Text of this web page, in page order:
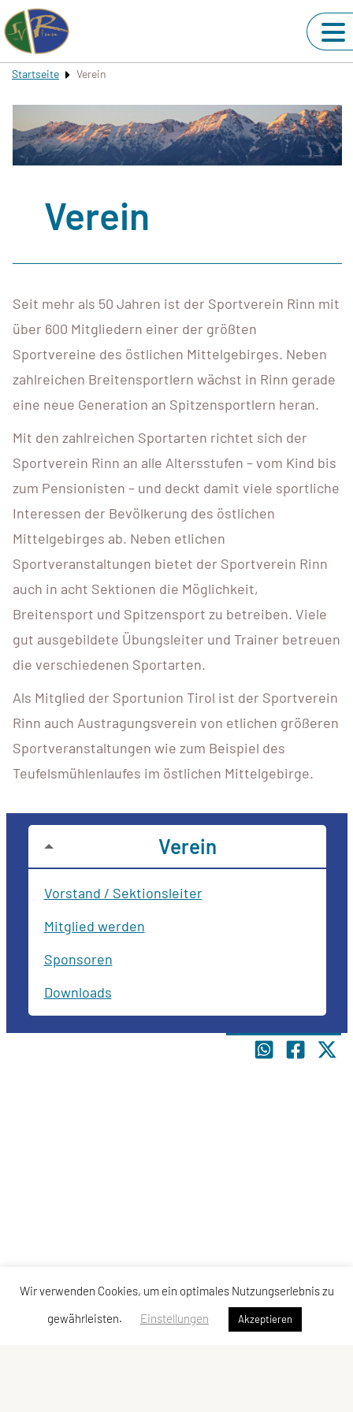
Startseite Verein
Verein
Seit mehr als 50 Jahren ist der Sportverein Rinn mit
über 600 Mitgliedern einer der größten
Sportvereine des östlichen Mittelgebirges. Neben
zahlreichen Breitensportlern wächst in Rinn gerade
eine neue Generation an Spitzensportlern heran.
Mit den zahlreichen Sportarten richtet sich der
Sportverein Rinn an alle Altersstufen – vom Kind bis
zum Pensionisten – und deckt damit viele sportliche
Interessen der Bevölkerung des östlichen
Mittelgebirges ab. Neben etlichen
Sportveranstaltungen bietet der Sportverein Rinn
auch in acht Sektionen die Möglichkeit,
Breitensport und Spitzensport zu betreiben. Viele
gut ausgebildete Übungsleiter und Trainer betreuen
die verschiedenen Sportarten.
Als Mitglied der Sportunion Tirol ist der Sportverein
Rinn auch Austragungsverein von etlichen größeren
Sportveranstaltungen wie zum Beispiel des
Teufelsmühlenlaufes im östlichen Mittelgebirge.
Verein
Vorstand / Sektionsleiter
Mitglied werden
Sponsoren
Downloads
Wir verwenden Cookies, um ein optimales Nutzungserlebnis zu
gewährleisten.
Einstellungen Akzeptieren